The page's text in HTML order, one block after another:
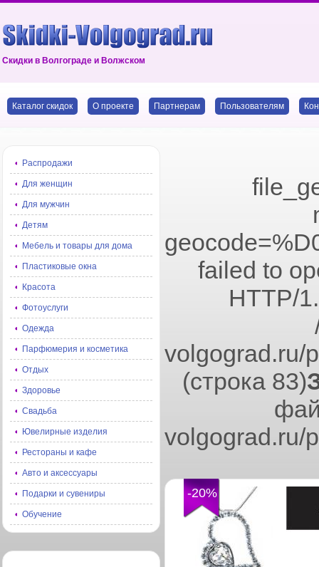
Скидки в Волгограде и Волжском
Каталог скидок О проекте Партнерам Пользователям
Распродажи
Для женщин
Для мужчин
Детям
Мебель и товары для дома
Пластиковые окна
Красота
Фотоуслуги
Одежда
Парфюмерия и косметика
Отдых
Здоровье
Свадьба
Ювелирные изделия
Рестораны и кафе
Авто и аксессуары
Подарки и сувениры
Обучение
failed to
HTTP/
volgograd.ru/
(строка 83)
volgograd.ru/
-20%